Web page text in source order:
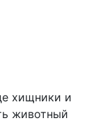
хищники и
животный